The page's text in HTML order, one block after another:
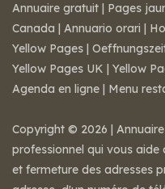
Annuaire gratuit | Pages
Canada | Annuario orari |
Yellow Pages |
Yellow Pages UK | Yellow
Agenda en ligne | Menu
Copyright © 2026 |
professionnel qui vous aide
et fermeture des adresses